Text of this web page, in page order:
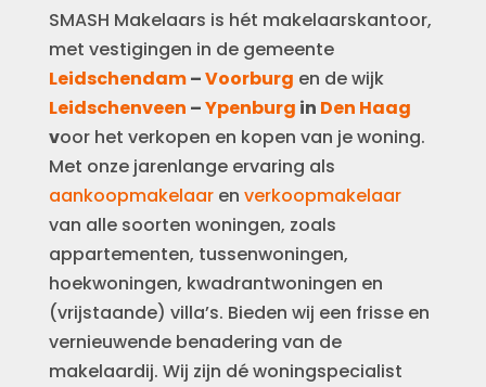
SMASH Makelaars is hét makelaarskantoor,
met vestigingen in de gemeente
Leidschendam–Voorburg en de wijk
Leidschenveen –Ypenburg in Den Haag
voor het verkopen en kopen van je woning.
Met onze jarenlange ervaring als
aankoopmakelaaren verkoopmakelaar
van alle soorten woningen, zoals
appartementen, tussenwoningen,
hoekwoningen, kwadrantwoningen en
(vrijstaande) villa’s. Bieden wij een frisse en
vernieuwende benadering van de
makelaardij. Wij zijn dé woningspecialist